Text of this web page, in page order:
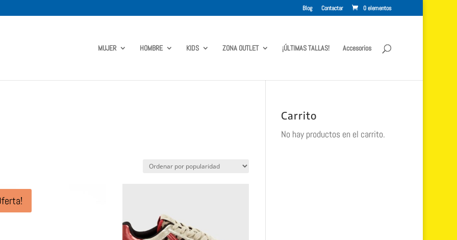
Blog Contactar 0 elementos
MUJER HOMBRE KIDS ZONA OUTLET ¡ÚLTIMAS TALLAS! Accesorios
Carrito
No hay productos en el carrito.